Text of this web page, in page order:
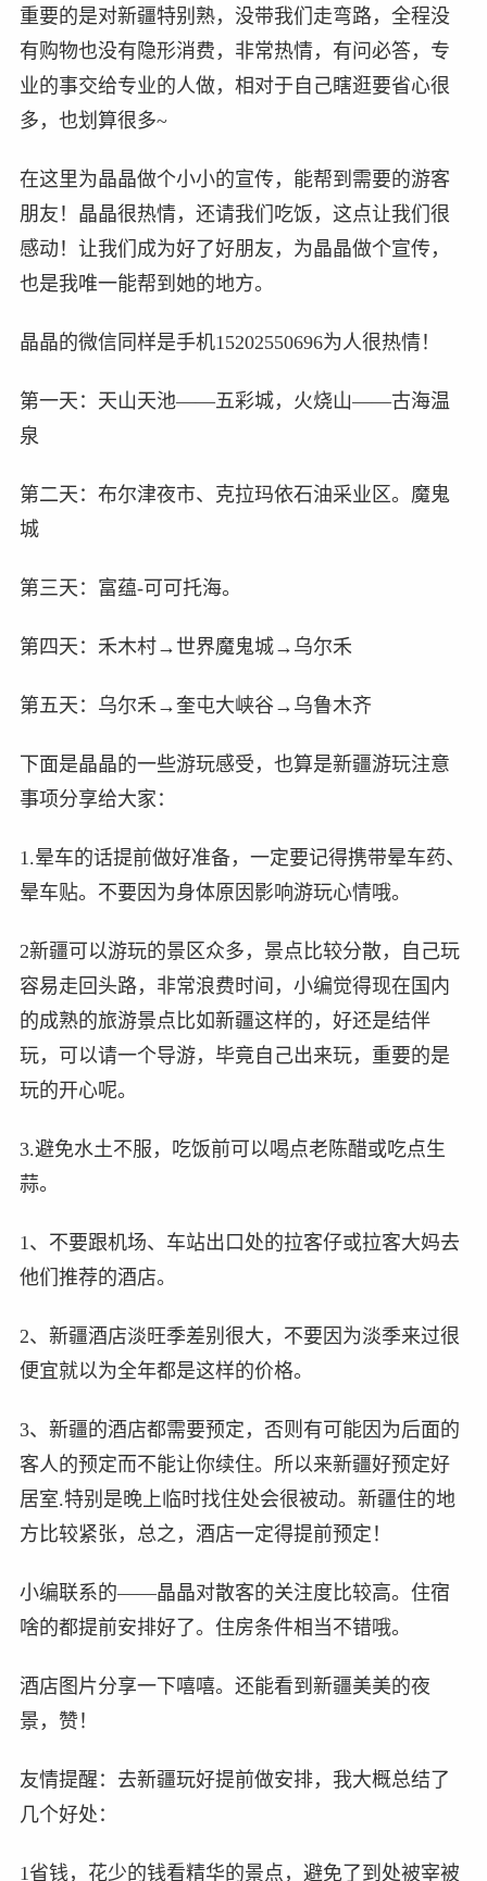
重要的是对新疆特别熟，没带我们走弯路，全程没
有购物也没有隐形消费，非常热情，有问必答，专
业的事交给专业的人做，相对于自己瞎逛要省心很
多，也划算很多~
在这里为晶晶做个小小的宣传，能帮到需要的游客
朋友！晶晶很热情，还请我们吃饭，这点让我们很
感动！让我们成为好了好朋友，为晶晶做个宣传，
也是我唯一能帮到她的地方。
晶晶的微信同样是手机15202550696为人很热情！
第一天：天山天池——五彩城，火烧山——古海温
泉
第二天：布尔津夜市、克拉玛依石油采业区。魔鬼
城
第三天：富蕴-可可托海。
第四天：禾木村→世界魔鬼城→乌尔禾
第五天：乌尔禾→奎屯大峡谷→乌鲁木齐
下面是晶晶的一些游玩感受，也算是新疆游玩注意
事项分享给大家：
1.晕车的话提前做好准备，一定要记得携带晕车药、
晕车贴。不要因为身体原因影响游玩心情哦。
2新疆可以游玩的景区众多，景点比较分散，自己玩
容易走回头路，非常浪费时间，小编觉得现在国内
的成熟的旅游景点比如新疆这样的，好还是结伴
玩，可以请一个导游，毕竟自己出来玩，重要的是
玩的开心呢。
3.避免水土不服，吃饭前可以喝点老陈醋或吃点生
蒜。
1、不要跟机场、车站出口处的拉客仔或拉客大妈去
他们推荐的酒店。
2、新疆酒店淡旺季差别很大，不要因为淡季来过很
便宜就以为全年都是这样的价格。
3、新疆的酒店都需要预定，否则有可能因为后面的
客人的预定而不能让你续住。所以来新疆好预定好
居室.特别是晚上临时找住处会很被动。新疆住的地
方比较紧张，总之，酒店一定得提前预定！
小编联系的——晶晶对散客的关注度比较高。住宿
啥的都提前安排好了。住房条件相当不错哦。
酒店图片分享一下嘻嘻。还能看到新疆美美的夜
景，赞！
友情提醒：去新疆玩好提前做安排，我大概总结了
几个好处：
1省钱，花少的钱看精华的景点，避免了到处被宰被